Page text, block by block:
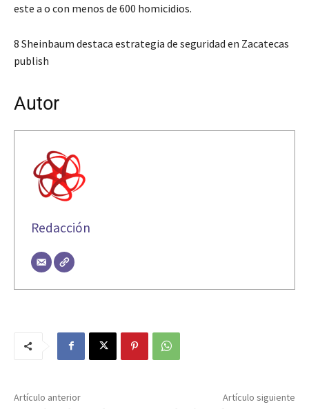
este a o con menos de 600 homicidios.
8 Sheinbaum destaca estrategia de seguridad en Zacatecas
publish
Autor
Redacción
Artículo anterior Artículo siguiente